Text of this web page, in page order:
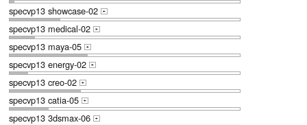
specvp13 showcase-02 +
specvp13 medical-02 +
specvp13 maya-05 +
specvp13 energy-02 +
specvp13 creo-02 +
specvp13 catia-05 +
specvp13 3dsmax-06 +